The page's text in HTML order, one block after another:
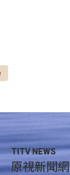
TITV NEWS
原視新聞網